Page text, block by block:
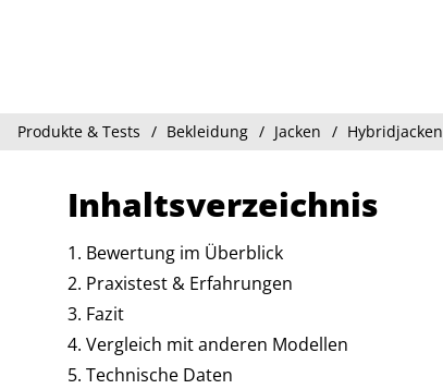
Produkte & Tests Bekleidung Jacken Hybridjacken
Inhaltsverzeichnis
Bewertung im Überblick
Praxistest & Erfahrungen
Fazit
Vergleich mit anderen Modellen
Technische Daten